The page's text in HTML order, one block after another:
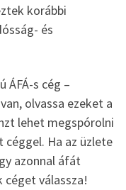
korábbi
és
ÁFÁ-s cég –
olvassa ezeket a
lehet megspórolni
Ha az üzlete
azonnal áfát
céget válassza!